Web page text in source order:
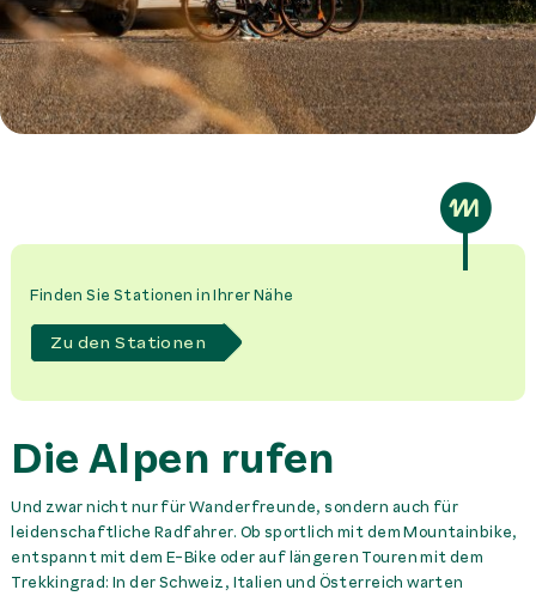
Finden Sie Stationen in Ihrer Nähe
Zu den Stationen
Die Alpen rufen
Und zwar nicht nur für Wanderfreunde, sondern auch für
leidenschaftliche Radfahrer. Ob sportlich mit dem Mountainbike,
entspannt mit dem E-Bike oder auf längeren Touren mit dem
Trekkingrad: In der Schweiz, Italien und Österreich warten